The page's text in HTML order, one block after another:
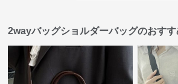
2wayバッグショルダーバッグのおす